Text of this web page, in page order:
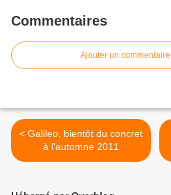
Commentaires
Ajouter un commentaire
< Galileo, bientôt du concret
à l'automne 2011